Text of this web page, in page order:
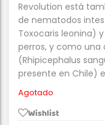
Revolution está
de nematodos
Toxocaris leonina)
perros, y como una
(Rhipicephalus
presente en Chile)
Agotado
Wishlist